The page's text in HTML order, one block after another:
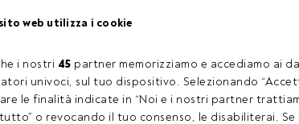
web utilizza i cookie
i nostri 45 partner memorizziamo e accediamo ai
univoci, sul tuo dispositivo. Selezionando
le finalità indicate in “Noi e i nostri partner
o revocando il tuo consenso, le disabiliterai.